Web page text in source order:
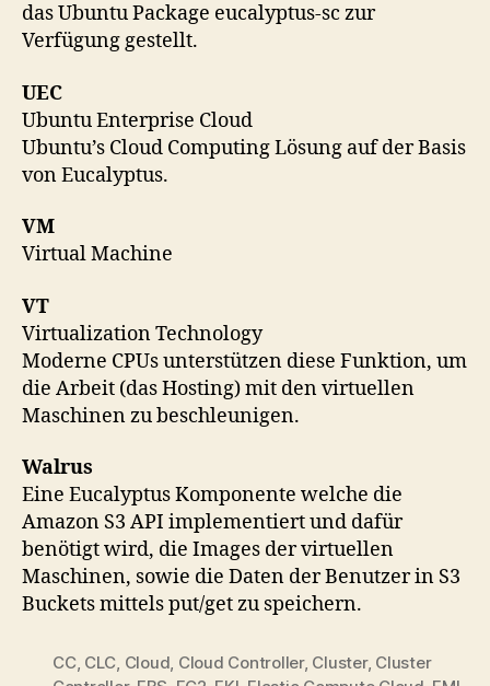
das Ubuntu Package eucalyptus-sc zur
Verfügung gestellt.
UEC
Ubuntu Enterprise Cloud
Ubuntu’s Cloud Computing Lösung auf der Basis
von Eucalyptus.
VM
Virtual Machine
VT
Virtualization Technology
Moderne CPUs unterstützen diese Funktion, um
die Arbeit (das Hosting) mit den virtuellen
Maschinen zu beschleunigen.
Walrus
Eine Eucalyptus Komponente welche die
Amazon S3 API implementiert und dafür
benötigt wird, die Images der virtuellen
Maschinen, sowie die Daten der Benutzer in S3
Buckets mittels put/get zu speichern.
CC, CLC, Cloud, Cloud Controller, Cluster, Cluster